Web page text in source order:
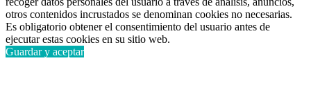
otros contenidos incrustados se denominan cookies no necesarias.
Es obligatorio obtener el consentimiento del usuario antes de
ejecutar estas cookies en su sitio web.
Guardar y aceptar